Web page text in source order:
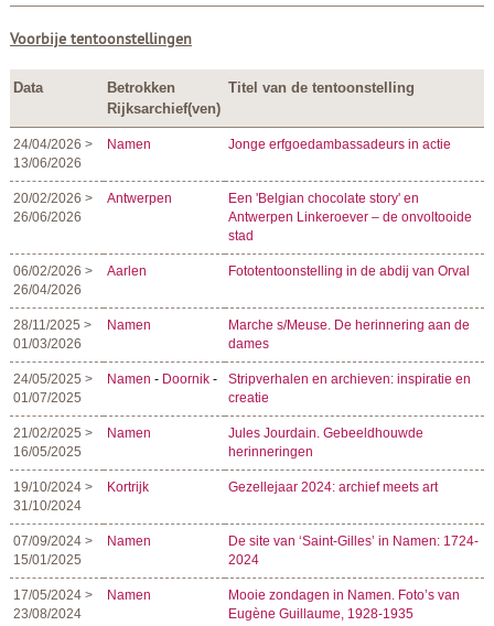
Voorbije tentoonstellingen
Data
Betrokken
Rijksarchief(ven)
Titel van de tentoonstelling
24/04/2026 >
13/06/2026
Namen Jonge erfgoedambassadeurs in actie
20/02/2026 >
26/06/2026
Antwerpen
Een 'Belgian chocolate story' en
Antwerpen Linkeroever – de onvoltooide
stad
06/02/2026 >
26/04/2026
Aarlen Fototentoonstelling in de abdij van Orval
28/11/2025 >
01/03/2026
Namen
Marche s/Meuse. De herinnering aan de
dames
24/05/2025 >
01/07/2025
Namen - Doornik -
Stripverhalen en archieven: inspiratie en
creatie
21/02/2025 >
16/05/2025
Namen
Jules Jourdain. Gebeeldhouwde
herinneringen
19/10/2024 >
31/10/2024
Kortrijk Gezellejaar 2024: archief meets art
07/09/2024 >
15/01/2025
Namen
De site van ‘Saint-Gilles’ in Namen: 1724-
2024
17/05/2024 >
23/08/2024
Namen
Mooie zondagen in Namen. Foto’s van
Eugène Guillaume, 1928-1935